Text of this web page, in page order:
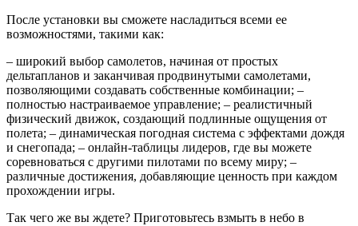
После установки вы сможете насладиться всеми ее
возможностями, такими как:
– широкий выбор самолетов, начиная от простых
дельтапланов и заканчивая продвинутыми самолетами,
позволяющими создавать собственные комбинации; –
полностью настраиваемое управление; – реалистичный
физический движок, создающий подлинные ощущения от
полета; – динамическая погодная система с эффектами дождя
и снегопада; – онлайн-таблицы лидеров, где вы можете
соревноваться с другими пилотами по всему миру; –
различные достижения, добавляющие ценность при каждом
прохождении игры.
Так чего же вы ждете? Приготовьтесь взмыть в небо в